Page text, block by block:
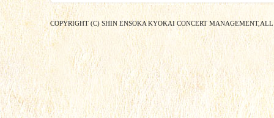
COPYRIGHT (C) SHIN ENSOKA KYOKAI CONCERT MANAGEMENT,ALL